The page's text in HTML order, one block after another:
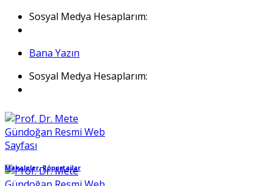
İçeriğe
atla
Sosyal Medya Hesaplarım:
Bana Yazın
Sosyal Medya Hesaplarım:
Makaleler,Röportajlar